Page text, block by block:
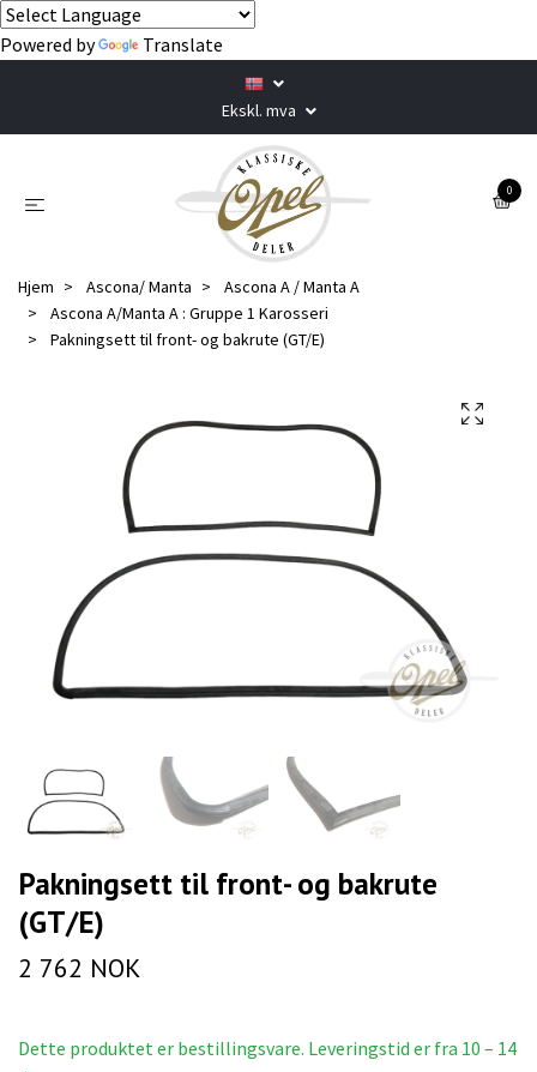
Powered by Translate
Ekskl. mva
0
Hjem Ascona/ Manta
Ascona A / Manta A
Ascona A/Manta A : Gruppe 1 Karosseri
Pakningsett til front- og bakrute (GT/E)
Pakningsett til front- og bakrute
(GT/E)
2 762 NOK
Dette produktet er bestillingsvare. Leveringstid er fra 10 – 14